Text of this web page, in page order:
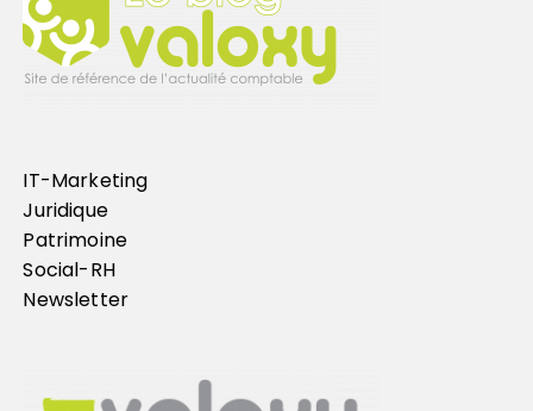
IT-Marketing
Juridique
Patrimoine
Social-RH
Newsletter